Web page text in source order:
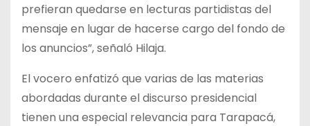
prefieran quedarse en lecturas partidistas del
mensaje en lugar de hacerse cargo del fondo de
los anuncios”, señaló Hilaja.
El vocero enfatizó que varias de las materias
abordadas durante el discurso presidencial
tienen una especial relevancia para Tarapacá,